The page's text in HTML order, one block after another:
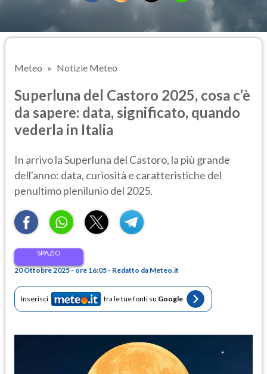
Meteo Notizie Meteo
Superluna del Castoro 2025, cosa c’è
da sapere: data, significato, quando
vederla in Italia
In arrivo la Superluna del Castoro, la più grande
dell'anno: data, curiosità e caratteristiche del
penultimo plenilunio del 2025.
SPAZIO
20 Ottobre 2025 - ore 16:05 - Redatto da Meteo.it
Inserisci tra le tue fonti su Google